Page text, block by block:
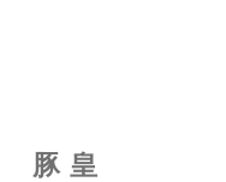
豚皇